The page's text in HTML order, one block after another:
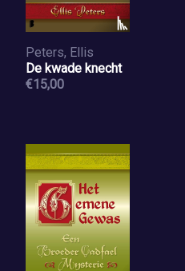
Peters, Ellis
De kwade knecht
€15,00